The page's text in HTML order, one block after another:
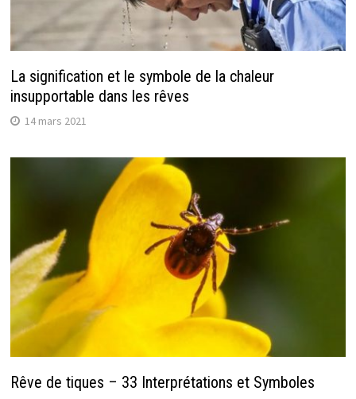
La signification et le symbole de la chaleur
insupportable dans les rêves
14 mars 2021
Rêve de tiques – 33 Interprétations et Symboles